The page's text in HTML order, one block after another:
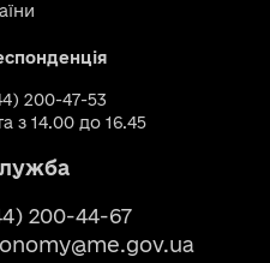
200-47-53
з 14.00 до 16.45
200-44-67